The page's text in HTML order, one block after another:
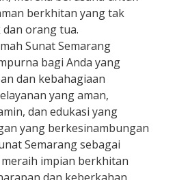
berkhitan yang tak
orang tua.
Sunat Semarang
bagi Anda yang
dan kebahagiaan
yang aman,
dan edukasi yang
yang berkesinambungan
Semarang sebagai
impian berkhitan